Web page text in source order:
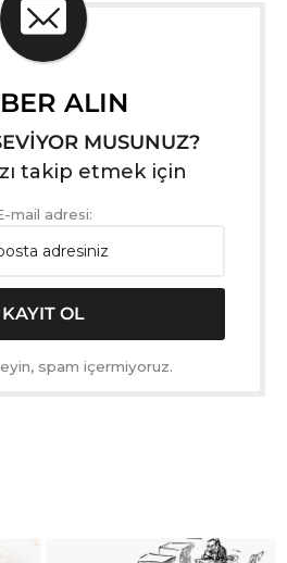
ALIN
MUSUNUZ?
takip etmek için
mail adresi:
spam içermiyoruz.